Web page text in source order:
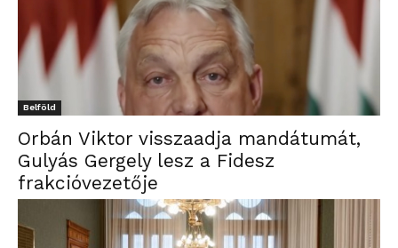
Belföld
Orbán Viktor visszaadja mandátumát,
Gulyás Gergely lesz a Fidesz
frakcióvezetője